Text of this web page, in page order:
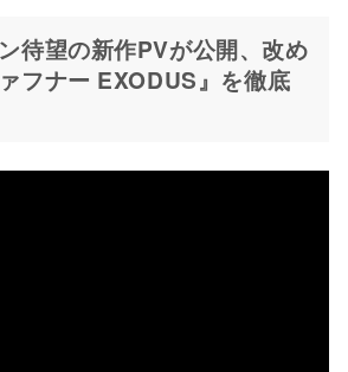
待望の新作PVが公開、改め
フナー EXODUS』を徹底